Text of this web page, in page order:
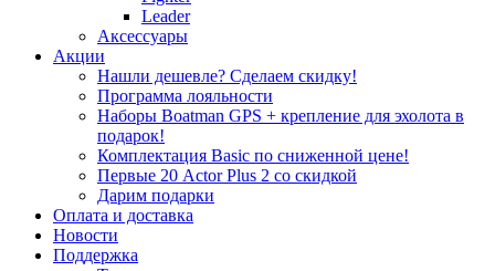
Leader
Аксессуары
Акции
Нашли дешевле? Сделаем скидку!
Программа лояльности
Наборы Boatman GPS + крепление для эхолота в
подарок!
Комплектация Basic по сниженной цене!
Первые 20 Actor Plus 2 со скидкой
Дарим подарки
Оплата и доставка
Новости
Поддержка